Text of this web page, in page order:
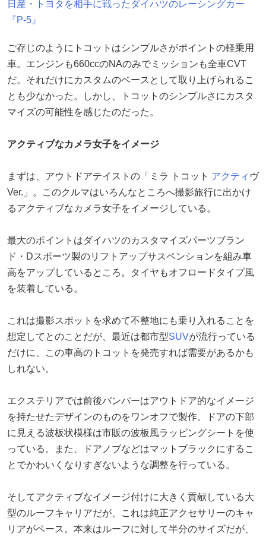
日産・トヨタを相手に戦ったダイハツのレーシングカー
『P-5』
ご存じのようにトコットはシンプルさがポイントの軽乗用
車。エンジンも660ccのNAのみでミッションも全車CVT
だ。それだけにカスタムのベースとして取り上げられるこ
とも少なかった。しかし、トコットのシンプルさにカスタ
マイズの可能性を感じたのだった。
アクティブなカメラ女子をイメージ
まずは、アウトドアテイストの「ミラ トコット アクティ ヴ
Ver.」。このクルマはいろんなところへ撮影旅行に出かけ
るアクティブなカメラ女子をイメージしている。
最大のポイントはダイハツのカスタマイズパーツブラン
ド・Dスポーツ製のリフトアップサスペンションを組み車
高をアップしているところ。タイヤもオフロードタイプ風
を装着している。
これは撮影スポットを求めて不整地にも乗り入れることを
想定してとのことだが、最近は都市型SUVが流行っている
だけに、この車高のトコットを発売すれば需要があるかも
しれない。
エクステリアでは前後バンパーはアウトドア的なイメージ
を持たせたデザインのものをワンオフで製作。ドアの下部
に見える波板状模様は市販の波板風ラッピングシートを使
っている。また、ドアノブなどはマットブラックにするこ
とでかわいくなりすぎないような調整を行っている。
そしてアクティブなイメージ付けに大きく貢献している大
型のルーフキャリアだが、これは純正アクセサリーのキャ
リアがベース。本来はルーフに対して半分のサイズだが、